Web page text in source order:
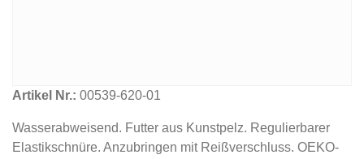
Artikel Nr.: 00539-620-01
Wasserabweisend. Futter aus Kunstpelz. Regulierbarer
Elastikschnüre. Anzubringen mit Reißverschluss. OEKO-